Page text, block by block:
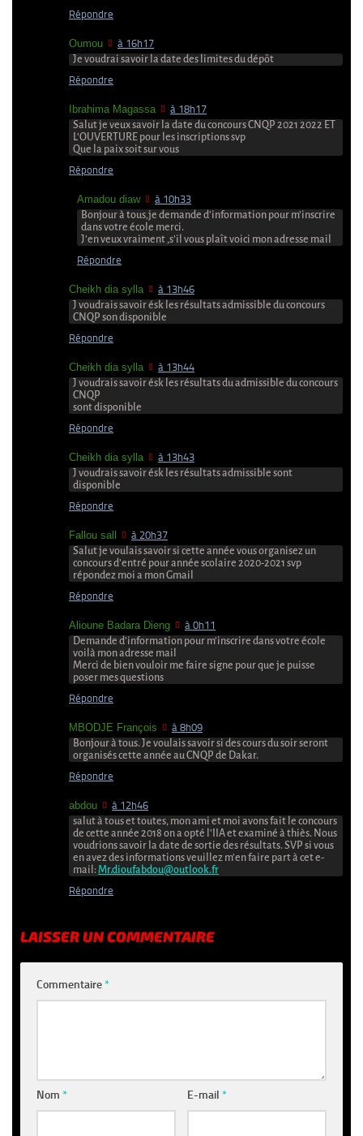
Répondre
Oumou à 16h17
Je voudrai savoir la date des limites du dépôt
Répondre
Ibrahima Magassa à 18h17
Salut je veux savoir la date du concours CNQP 2021 2022 ET
L’OUVERTURE pour les inscriptions svp
Que la paix soit sur vous
Répondre
Amadou diaw à 10h33
Bonjour à tous,je demande d’information pour m’inscrire
dans votre école merci.
J’en veux vraiment ,s’il vous plaît voici mon adresse mail
Répondre
Cheikh dia sylla à 13h46
J voudrais savoir ésk les résultats admissible du concours
CNQP son disponible
Répondre
Cheikh dia sylla à 13h44
J voudrais savoir ésk les résultats du admissible du concours
CNQP
sont disponible
Répondre
Cheikh dia sylla à 13h43
J voudrais savoir ésk les résultats admissible sont
disponible
Répondre
Fallou sall à 20h37
Salut je voulais savoir si cette année vous organisez un
concours d’entré pour année scolaire 2020-2021 svp
répondez moi a mon Gmail
Répondre
Alioune Badara Dieng à 0h11
Demande d’information pour m’inscrire dans votre école
voilà mon adresse mail
Merci de bien vouloir me faire signe pour que je puisse
poser mes questions
Répondre
MBODJE François à 8h09
Bonjour à tous. Je voulais savoir si des cours du soir seront
organisés cette année au CNQP de Dakar.
Répondre
abdou à 12h46
salut à tous et toutes, mon ami et moi avons fait le concours
de cette année 2018 on a opté l’IIA et examiné à thiès. Nous
voudrions savoir la date de sortie des résultats. SVP si vous
en avez des informations veuillez m’en faire part à cet e-
mail: Mr.dioufabdou@outlook.fr
Répondre
LAISSER UN COMMENTAIRE
Commentaire*
Nom * E-mail*